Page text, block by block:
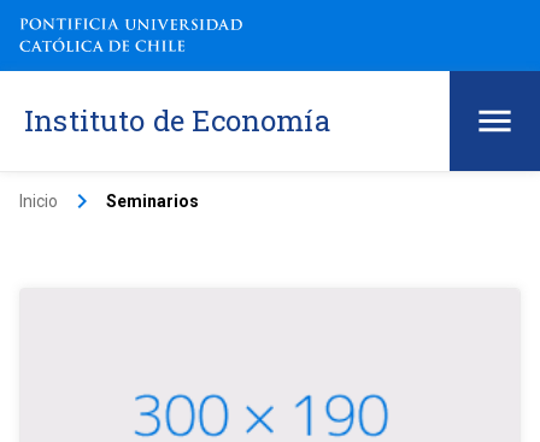
Instituto de Economía
Inicio keyboard_arrow_right Seminarios